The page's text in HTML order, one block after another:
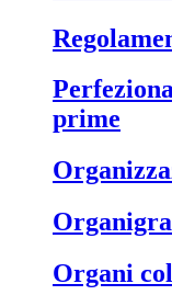
perfezionamento iscrizioni classi
prime
organi